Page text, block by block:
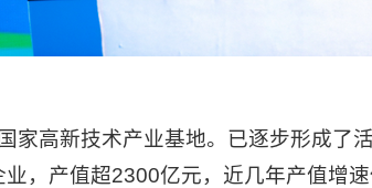
高新技术产业基地。已逐步形成了
，产值超2300亿元，近几年产值增